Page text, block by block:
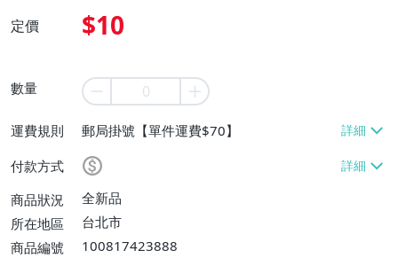
定價 $10
數量
運費規則
郵局掛號【單件運費$70】
付款方式
商品狀況
全新品
所在地區
台北市
商品編號
100817423888